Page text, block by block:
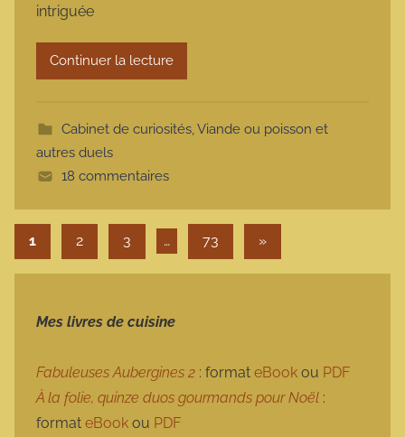
o
t
e
intriguée
Continuer la lecture
Cabinet de curiosités,Viande ou poisson et
autres duels
18 commentaires
Pagination des publications
1 2 3 … 73 Articles suivants
»
Mes livres de cuisine
Fabuleuses Aubergines 2 : format eBook ou PDF
À la folie, quinze duos gourmands pour Noël :
format eBook ou PDF